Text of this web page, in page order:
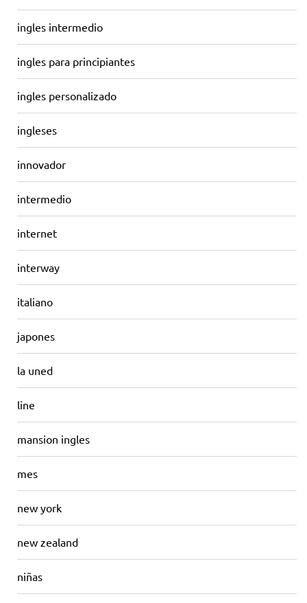
ingles intermedio
ingles para principiantes
ingles personalizado
ingleses
innovador
intermedio
internet
interway
italiano
japones
la uned
line
mansion ingles
mes
new york
new zealand
niñas